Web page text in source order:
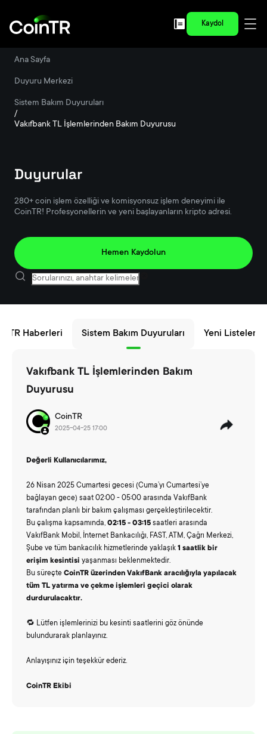
Kaydol
Ana Sayfa
Duyuru Merkezi
Sistem Bakım Duyuruları
/
Vakıfbank TL İşlemlerinden Bakım Duyurusu
Duyurular
280+ coin işlem özelliği ve komisyonsuz işlem deneyimi ile
CoinTR! Profesyonellerin ve yeni başlayanların kripto adresi.
Hemen Kaydolun
Haberleri Sistem Bakım Duyuruları Yeni
Vakıfbank TL İşlemlerinden Bakım
Duyurusu
CoinTR
2025-04-25 17:00
Değerli Kullanıcılarımız,
26 Nisan 2025 Cumartesi gecesi (Cuma’yı Cumartesi’ye
bağlayan gece) saat 02:00 - 05:00 arasında VakıfBank
tarafından planlı bir bakım çalışması gerçekleştirilecektir.
Bu çalışma kapsamında, 02:15 - 03:15 saatleri arasında
VakıfBank Mobil, İnternet Bankacılığı, FAST, ATM, Çağrı Merkezi,
Şube ve tüm bankacılık hizmetlerinde yaklaşık 1 saatlik bir
erişim kesintisi yaşanması beklenmektedir.
Bu süreçte CoinTR üzerinden VakıfBank aracılığıyla yapılacak
tüm TL yatırma ve çekme işlemleri geçici olarak
durdurulacaktır.
🔁 Lütfen işlemlerinizi bu kesinti saatlerini göz önünde
bulundurarak planlayınız.
Anlayışınız için teşekkür ederiz.
CoinTR Ekibi